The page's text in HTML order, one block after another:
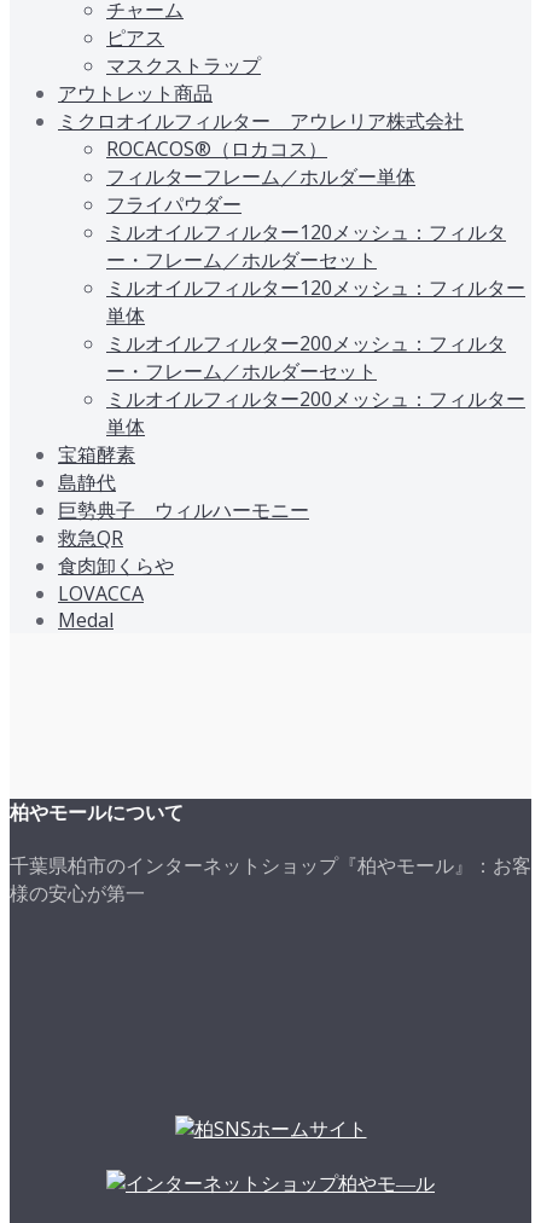
チャーム
ピアス
マスクストラップ
アウトレット商品
ミクロオイルフィルター アウレリア株式会社
ROCACOS®（ロカコス）
フィルターフレーム／ホルダー単体
フライパウダー
ミルオイルフィルター120メッシュ：フィルタ
ー・フレーム／ホルダーセット
ミルオイルフィルター120メッシュ：フィルター
単体
ミルオイルフィルター200メッシュ：フィルタ
ー・フレーム／ホルダーセット
ミルオイルフィルター200メッシュ：フィルター
単体
宝箱酵素
島静代
巨勢典子 ウィルハーモニー
救急QR
食肉卸くらや
LOVACCA
Medal
柏やモールについて
千葉県柏市のインターネットショップ『柏やモール』：お客
様の安心が第一